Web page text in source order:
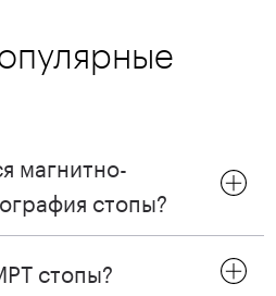
магнитно-
стопы?
стопы?